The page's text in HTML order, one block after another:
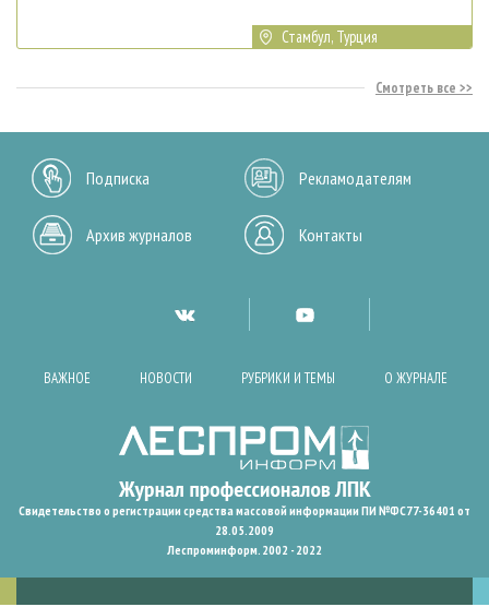
Стамбул, Турция
Смотреть все
Подписка Рекламодателям
Архив журналов Контакты
ВАЖНОЕ НОВОСТИ РУБРИКИ И ТЕМЫ О ЖУРНАЛЕ
Свидетельство о регистрации средства массовой информации ПИ №ФС77-36401 от
28.05.2009
Леспроминформ. 2002 - 2022